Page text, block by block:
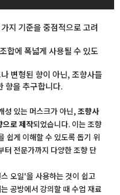
지 기준을 중점적으로 고려
합에 폭넓게 사용될 수 있도
변형된 향이 아닌, 조향사들
향을 추구합니다.
성 있는 머스크가 아닌,조향사
으로 제작되었습니다. 이는 조향
쉽게 이해할 수 있도록 돕기 위
터 전문가까지 다양한 조향 단
오일'을 사용하는 것이 쉽고
공방에서 강의할 때 수업 재료